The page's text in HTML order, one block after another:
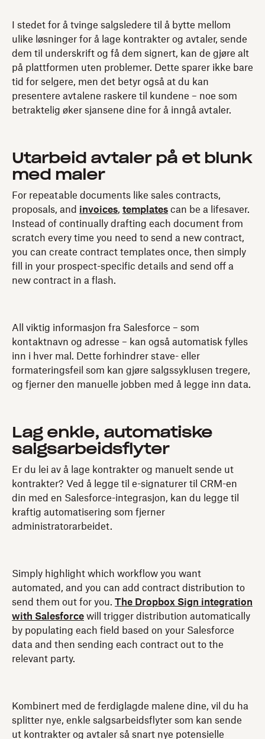
I stedet for å tvinge salgsledere til å bytte mellom
ulike løsninger for å lage kontrakter og avtaler, sende
dem til underskrift og få dem signert, kan de gjøre alt
på plattformen uten problemer. Dette sparer ikke bare
tid for selgere, men det betyr også at du kan
presentere avtalene raskere til kundene – noe som
betraktelig øker sjansene dine for å inngå avtaler.
Utarbeid avtaler på et blunk
med maler
For repeatable documents like sales contracts,
proposals, and invoices, templates can be a lifesaver.
Instead of continually drafting each document from
scratch every time you need to send a new contract,
you can create contract templates once, then simply
fill in your prospect-specific details and send off a
new contract in a flash.
All viktig informasjon fra Salesforce – som
kontaktnavn og adresse – kan også automatisk fylles
inn i hver mal. Dette forhindrer stave- eller
formateringsfeil som kan gjøre salgssyklusen tregere,
og fjerner den manuelle jobben med å legge inn data.
Lag enkle, automatiske
salgsarbeidsflyter
Er du lei av å lage kontrakter og manuelt sende ut
kontrakter? Ved å legge til e-signaturer til CRM-en
din med en Salesforce-integrasjon, kan du legge til
kraftig automatisering som fjerner
administratorarbeidet.
Simply highlight which workflow you want
automated, and you can add contract distribution to
send them out for you. The Dropbox Sign integration
with Salesforce will trigger distribution automatically
by populating each field based on your Salesforce
data and then sending each contract out to the
relevant party.
Kombinert med de ferdiglagde malene dine, vil du ha
splitter nye, enkle salgsarbeidsflyter som kan sende
ut kontrakter og avtaler så snart nye potensielle